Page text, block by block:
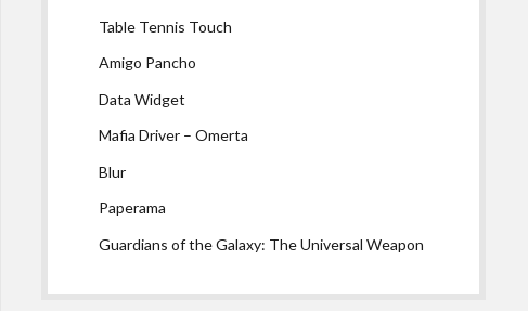
Table Tennis Touch
Amigo Pancho
Data Widget
Mafia Driver – Omerta
Blur
Paperama
Guardians of the Galaxy: The Universal Weapon